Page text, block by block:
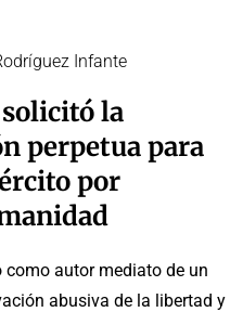
Infante
la
perpetua para
por
autor mediato de un
abusiva de la libertad y